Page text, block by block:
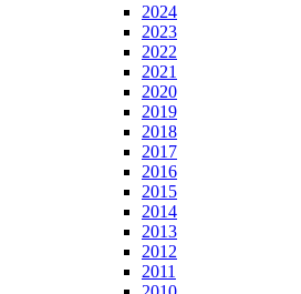
2024
2023
2022
2021
2020
2019
2018
2017
2016
2015
2014
2013
2012
2011